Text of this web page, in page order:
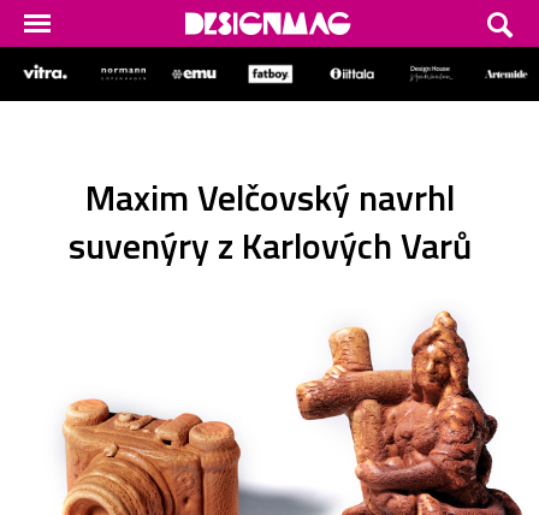
Maxim Velčovský navrhl
suvenýry z Karlových Varů